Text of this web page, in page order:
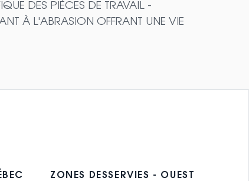
DES PIÈCES DE TRAVAIL -
À L'ABRASION OFFRANT UNE VIE
ZONES DESSERVIES - OUEST